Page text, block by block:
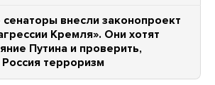
внесли законопроект
Кремля». Они хотят
Путина и проверить,
Россия терроризм